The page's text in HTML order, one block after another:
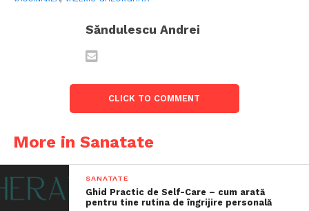
Săndulescu Andrei
CLICK TO COMMENT
More in Sanatate
SANATATE
Ghid Practic de Self-Care – cum arată
pentru tine rutina de îngrijire personală